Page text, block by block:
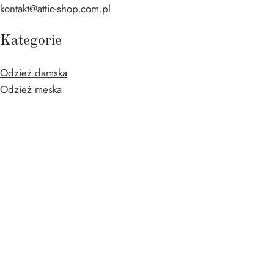
kontakt@attic-shop.com.pl
Kategorie
Odzież damska
Odzież męska